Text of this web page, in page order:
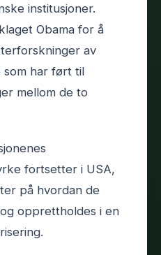
institusjoner.
Obama for å
av
som har ført til
mellom de to
fortsetter i USA,
på hvordan de
opprettholdes i en